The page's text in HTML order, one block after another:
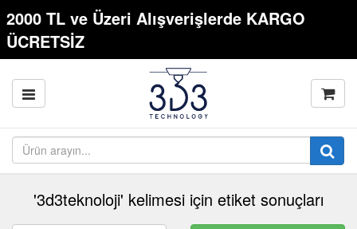
2000 TL ve Üzeri Alışverişlerde KARGO
ÜCRETSİZ
'3d3teknoloji' kelimesi için etiket sonuçları